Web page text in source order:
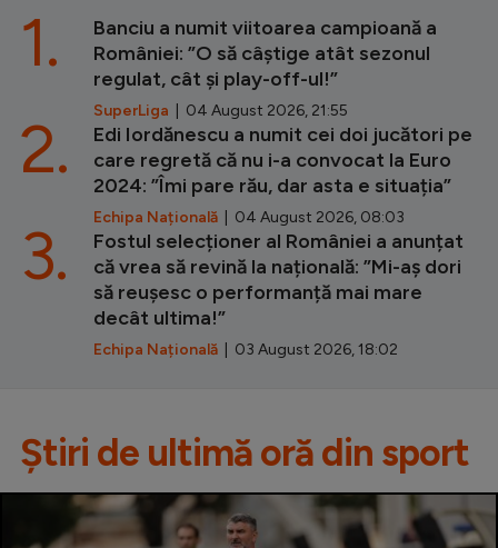
Banciu a numit viitoarea campioană a
României: ”O să câștige atât sezonul
regulat, cât și play-off-ul!”
SuperLiga | 04 August 2026, 21:55
1.
Edi Iordănescu a numit cei doi jucători pe
care regretă că nu i-a convocat la Euro
2024: ”Îmi pare rău, dar asta e situația”
Echipa Națională | 04 August 2026, 08:03
2.
Fostul selecționer al României a anunțat
că vrea să revină la națională: ”Mi-aș dori
să reușesc o performanță mai mare
decât ultima!”
Echipa Națională | 03 August 2026, 18:02
3.
Știri de ultimă oră din sport